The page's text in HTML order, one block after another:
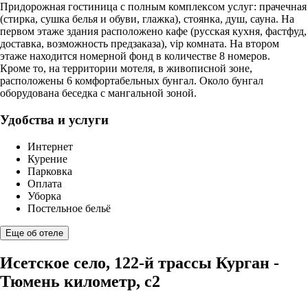
Придорожная гостиница с полным комплексом услуг: прачечная
(стирка, сушка белья и обуви, глажка), стоянка, душ, сауна. На
первом этаже здания расположено кафе (русская кухня, фастфуд,
доставка, возможность предзаказа), vip комната. На втором
этаже находится номерной фонд в количестве 8 номеров.
Кроме то, на территории мотеля, в живописной зоне,
расположены 6 комфортабельных бунгал. Около бунгал
оборудована беседка с мангальной зоной.
Удобства и услуги
Интернет
Курение
Парковка
Оплата
Уборка
Постельное бельё
Еще об отеле
Исетское село, 122-й трассы Курган -
Тюмень километр, с2